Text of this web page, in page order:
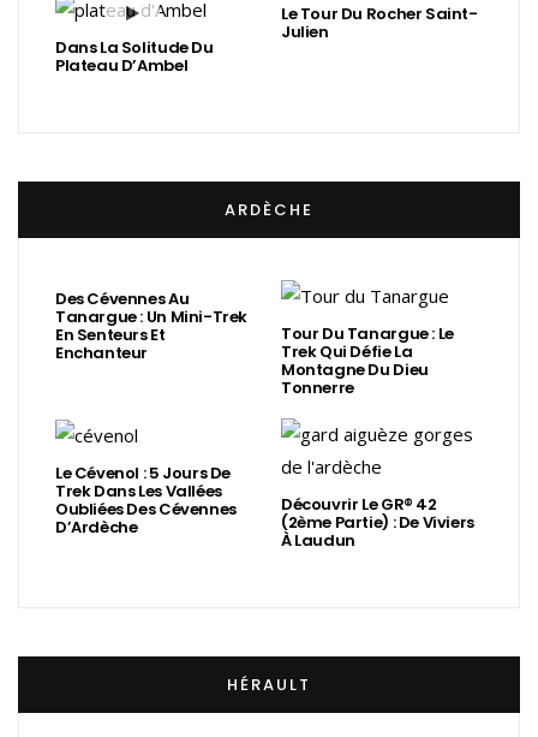
Dans La Solitude Du
Plateau D’Ambel
Le Tour Du Rocher Saint-
Julien
ARDÈCHE
Des Cévennes Au
Tanargue : Un Mini-Trek
En Senteurs Et
Enchanteur
Tour Du Tanargue : Le
Trek Qui Défie La
Montagne Du Dieu
Tonnerre
Le Cévenol : 5 Jours De
Trek Dans Les Vallées
Oubliées Des Cévennes
D’Ardèche
Découvrir Le GR® 42
(2ème Partie) : De Viviers
À Laudun
HÉRAULT